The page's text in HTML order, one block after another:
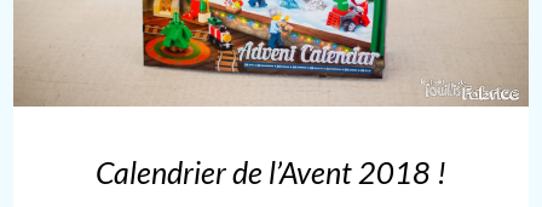
Calendrier de l’Avent 2018 !